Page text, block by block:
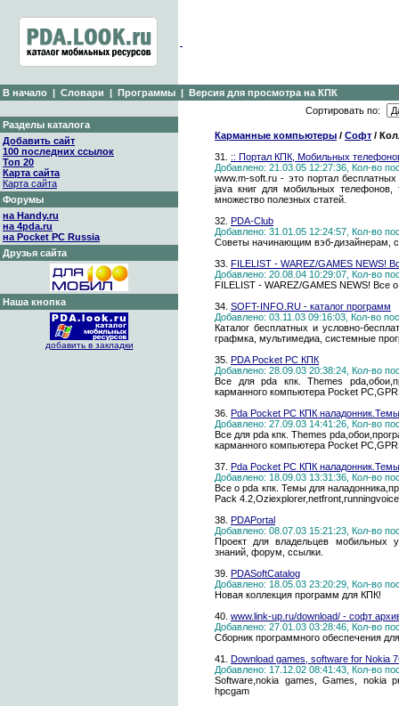
В начало | Словари | Программы | Версия для просмотра на КПК
Разделы каталога
Добавить сайт
100 последних ссылок
Топ 20
Карта сайта
Карта сайта
Форумы
на Handy.ru
на 4pda.ru
на Pocket PC Russia
Друзья сайта
Наша кнопка
добавить в закладки
Сортировать по:
Карманные компьютеры / Софт /
31. :: Портал КПК, Мобильных
Добавлено: 21.03.05 12:27:36, Кол-во
www.m-soft.ru - это портал
java книг для мобильных
множество полезных статей.
32. PDA-Club
Добавлено: 31.01.05 12:24:57, Кол-во
Советы начинающим вэб-дизайнерам,
33. FILELIST - WAREZ/GAMES NEWS!
Добавлено: 20.08.04 10:29:07, Кол-во
FILELIST - WAREZ/GAMES NEWS! Все
34. SOFT-INFO.RU - каталог программ
Добавлено: 03.11.03 09:16:03, Кол-во
Каталог бесплатных и условно-
графмка, мультимедиа, системные
35. PDA Pocket PC КПК
Добавлено: 28.09.03 20:38:24, Кол-во
Все для pda кпк. Themes
карманного компьютера Pocket
36. Pda Pocket PC КПК
Добавлено: 27.09.03 14:41:26, Кол-во
Все для pda кпк. Themes
карманного компьютера Pocket
37. Pda Pocket PC КПК
Добавлено: 18.09.03 13:31:36, Кол-во
Все о pda кпк. Темы для
Pack
38. PDAPortal
Добавлено: 08.07.03 15:21:23, Кол-во
Проект для владельцев мобильных
знаний, форум, ссылки.
39. PDASoftCatalog
Добавлено: 18.05.03 23:20:29, Кол-во
Новая коллекция программ для КПК!
40. www.link-up.ru/download/ - софт
Добавлено: 27.01.03 03:28:46, Кол-во
Сборник программного обеспечения
41. Download games, software for Nokia
Добавлено: 17.12.02 08:41:43, Кол-во
Software,nokia games, Games, nokia
hpcgam